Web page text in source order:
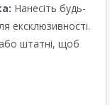
Нанесіть будь-
ексклюзивності.
або штатні, щоб